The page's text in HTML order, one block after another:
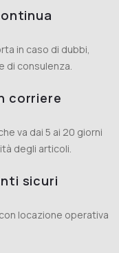
in caso di dubbi,
di consulenza.
corriere
va dai 5 ai 20 giorni
degli articoli.
sicuri
locazione operativa